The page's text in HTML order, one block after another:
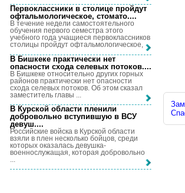
Первоклассники в столице пройдут
офтальмологическое, стомато....
В течение недели самостоятельного
обучения первого семестра этого
учебного года учащиеся первоклассников
столицы пройдут офтальмологическое, ...
В Бишкеке практически нет
опасности схода селевых потоков....
В Бишкеке относительно других горных
районов практически нет опасности
схода селевых потоков. Об этом сказал
заместитель главы ...
В Курской области пленили
добровольно вступившую в ВСУ
девуш....
Российские войска в Курской области
взяли в плен несколько бойцов, среди
которых оказалась девушка-
военнослужащая, которая добровольно
...